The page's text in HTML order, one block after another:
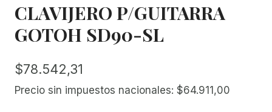
CLAVIJERO P/GUITARRA
GOTOH SD90-SL
$78.542,31
Precio sin impuestos nacionales: $64.911,00